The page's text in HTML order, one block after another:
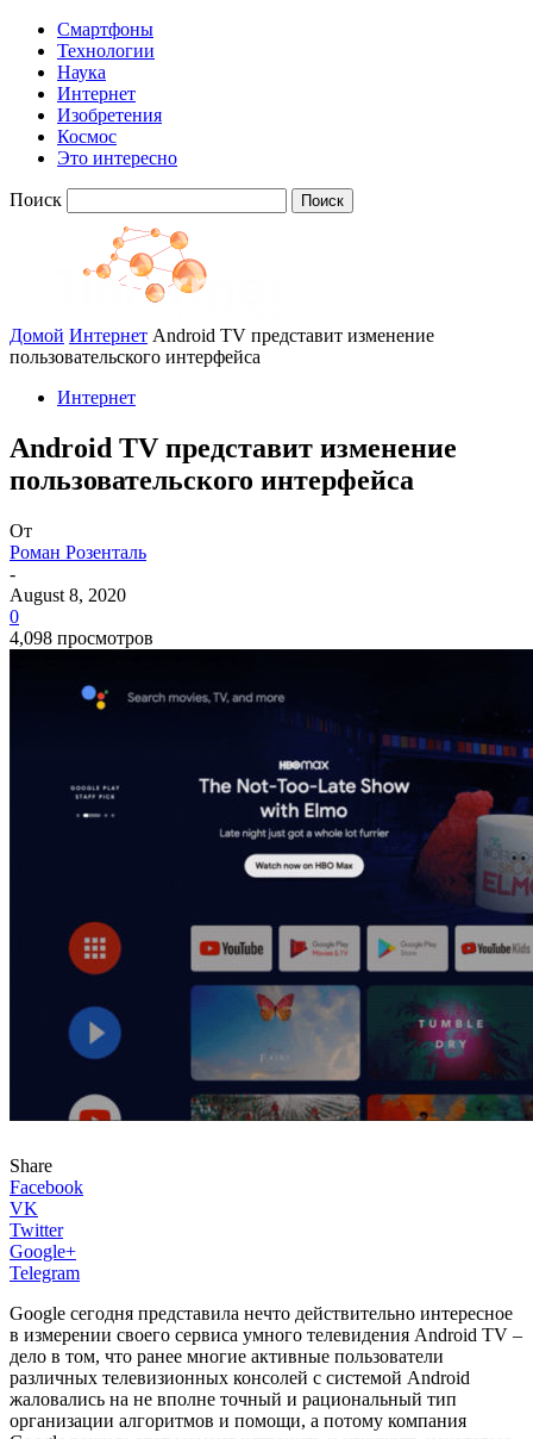
Смартфоны
Технологии
Наука
Интернет
Изобретения
Космос
Это интересно
Поиск
Домой Интернет Android TV представит изменение
пользовательского интерфейса
Интернет
Android TV представит изменение
пользовательского интерфейса
От
Роман Розенталь
-
August 8, 2020
0
4,098 просмотров
Share
Facebook
VK
Twitter
Google+
Telegram
Google сегодня представила нечто действительно интересное
в измерении своего сервиса умного телевидения Android TV –
дело в том, что ранее многие активные пользователи
различных телевизионных консолей с системой Android
жаловались на не вполне точный и рациональный тип
организации алгоритмов и помощи, а потому компания